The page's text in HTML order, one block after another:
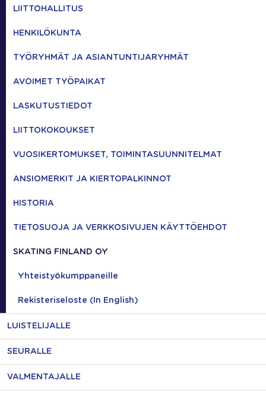
LIITTOHALLITUS
HENKILÖKUNTA
TYÖRYHMÄT JA ASIANTUNTIJARYHMÄT
AVOIMET TYÖPAIKAT
LASKUTUSTIEDOT
LIITTOKOKOUKSET
VUOSIKERTOMUKSET, TOIMINTASUUNNITELMAT
ANSIOMERKIT JA KIERTOPALKINNOT
HISTORIA
TIETOSUOJA JA VERKKOSIVUJEN KÄYTTÖEHDOT
SKATING FINLAND OY
Yhteistyökumppaneille
Rekisteriseloste (In English)
LUISTELIJALLE
SEURALLE
VALMENTAJALLE